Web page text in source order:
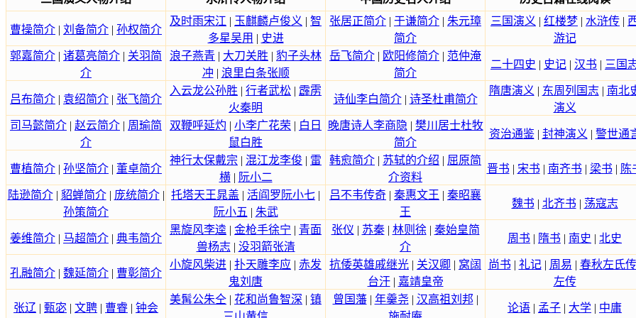
曹操简介 | 刘备简介 | 孙权简介
及时雨宋江 | 玉麒麟卢俊义 | 智
多星吴用 | 史进
张居正简介 | 于谦简介 | 朱元璋
简介
三国演义 | 红楼梦 | 水浒传 |
游记
郭嘉简介 | 诸葛亮简介 | 关羽简
介
浪子燕青 | 大刀关胜 | 豹子头林
冲 | 浪里白条张顺
岳飞简介 | 欧阳修简介 | 范仲淹
简介
二十四史 | 史记 | 汉书 | 三国
吕布简介 | 袁绍简介 | 张飞简介
入云龙公孙胜 | 行者武松 | 霹雳
火秦明
诗仙李白简介| 诗圣杜甫简介
隋唐演义 | 东周列国志| 南北
演义
司马懿简介 | 赵云简介 | 周瑜简
介
双鞭呼延灼 | 小李广花荣 | 白日
鼠白胜
晚唐诗人李商隐 | 樊川居士杜牧
简介
资治通鉴| 封神演义 | 警世通
曹植简介 | 孙坚简介 | 董卓简介
神行太保戴宗 | 混江龙李俊 | 雷
横| 阮小二
韩愈简介 | 苏轼的介绍 | 屈原简
介资料
晋书 | 宋书 | 南齐书 | 梁书 | 陈
陆逊简介| 貂蝉简介| 庞统简介|
孙策简介
托塔天王晁盖 | 活阎罗阮小七 |
阮小五 | 朱武
吕不韦传奇 | 秦惠文王 | 秦昭襄
王
魏书 | 北齐书 | 荡寇志
姜维简介 | 马超简介 | 典韦简介
黑旋风李逵 | 金枪手徐宁 | 青面
兽杨志| 没羽箭张清
张仪 | 苏秦| 林则徐| 秦始皇简
介
周书 | 隋书 | 南史 | 北史
孔融简介 | 魏延简介 | 曹彰简介
小旋风柴进 | 扑天雕李应 | 赤发
鬼刘唐
抗倭英雄戚继光 | 关汉卿 | 窝阔
台汗| 嘉靖皇帝
尚书 | 礼记| 周易 | 春秋左氏传
左传
张辽 | 甄宓 | 文聘 | 曹睿 | 钟会
美髯公朱仝 | 花和尚鲁智深 | 镇
曾国藩| 年羹尧 | 汉高祖刘邦 |
论语 | 孟子 | 大学 | 中庸